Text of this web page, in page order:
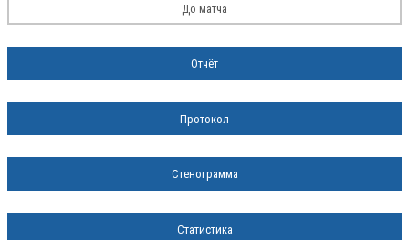
До матча
Отчёт
Протокол
Стенограмма
Статистика